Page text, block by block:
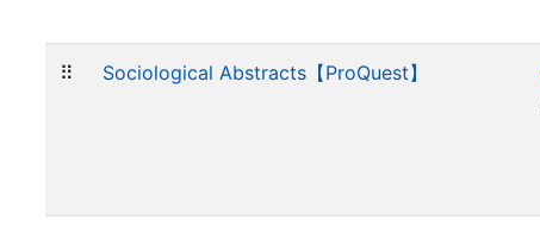
⠿ Sociological Abstracts【ProQuest】